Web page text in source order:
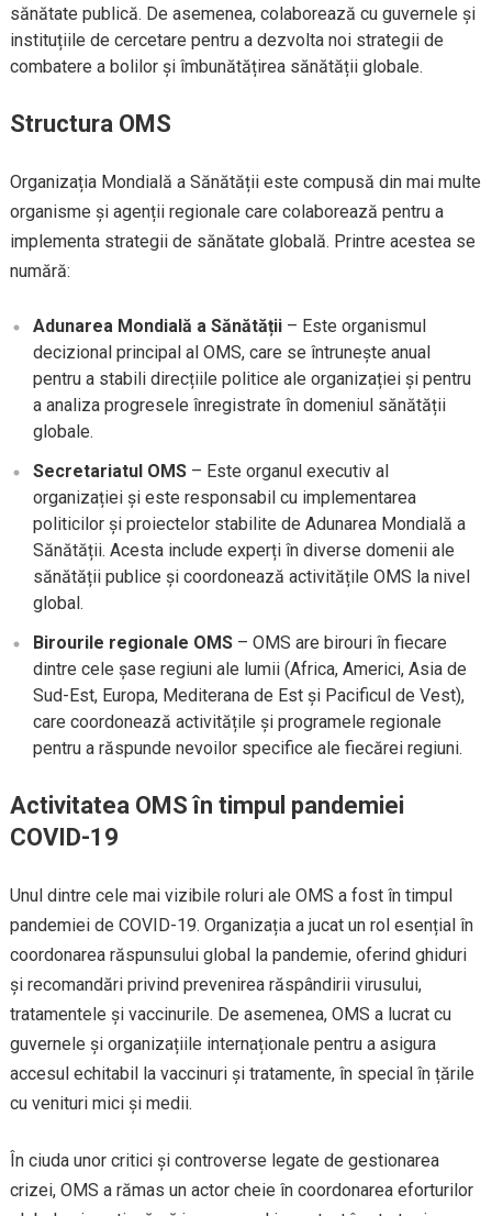
sănătate publică. De asemenea, colaborează cu guvernele și
instituțiile de cercetare pentru a dezvolta noi strategii de
combatere a bolilor și îmbunătățirea sănătății globale.
Structura OMS
Organizația Mondială a Sănătății este compusă din mai multe
organisme și agenții regionale care colaborează pentru a
implementa strategii de sănătate globală. Printre acestea se
numără:
Adunarea Mondială a Sănătății– Este organismul
decizional principal al OMS, care se întrunește anual
pentru a stabili direcțiile politice ale organizației și pentru
a analiza progresele înregistrate în domeniul sănătății
globale.
Secretariatul OMS– Este organul executiv al
organizației și este responsabil cu implementarea
politicilor și proiectelor stabilite de Adunarea Mondială a
Sănătății. Acesta include experți în diverse domenii ale
sănătății publice și coordonează activitățile OMS la nivel
global.
Birourile regionale OMS– OMS are birouri în fiecare
dintre cele șase regiuni ale lumii (Africa, Americi, Asia de
Sud-Est, Europa, Mediterana de Est și Pacificul de Vest),
care coordonează activitățile și programele regionale
pentru a răspunde nevoilor specifice ale fiecărei regiuni.
Activitatea OMS în timpul pandemiei
COVID-19
Unul dintre cele mai vizibile roluri ale OMS a fost în timpul
pandemiei de COVID-19. Organizația a jucat un rol esențial în
coordonarea răspunsului global la pandemie, oferind ghiduri
și recomandări privind prevenirea răspândirii virusului,
tratamentele și vaccinurile. De asemenea, OMS a lucrat cu
guvernele și organizațiile internaționale pentru a asigura
accesul echitabil la vaccinuri și tratamente, în special în țările
cu venituri mici și medii.
În ciuda unor critici și controverse legate de gestionarea
crizei, OMS a rămas un actor cheie în coordonarea eforturilor